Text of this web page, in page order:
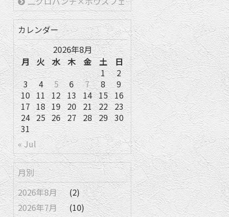
カレンダー
2026年8月
月 火 水 木 金 土 日
« Jul
1
2
3
4 5 6 7 8
9
10 11 12 13 14 15 16
17 18 19 20 21 22 23
24 25 26 27 28 29 30
31
月別
2026年8月
(2)
2026年7月
(10)